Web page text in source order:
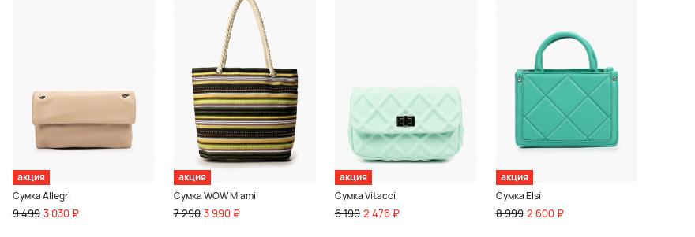
акция
Сумка Allegri
9 499 3 030 ₽
акция
Сумка WOW Miami
7 290 3 990 ₽
акция
Сумка Vitacci
6 190 2 476 ₽
акция
Сумка Elsi
8 999 2 600 ₽